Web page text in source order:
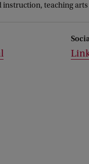
teaching